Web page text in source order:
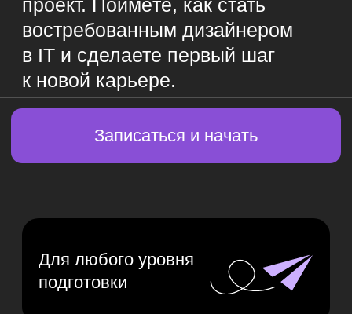
Экспресс-практика
и прототипы интерфейса
в портфолио
подготовки
и скидка 2100 MDL на курсы